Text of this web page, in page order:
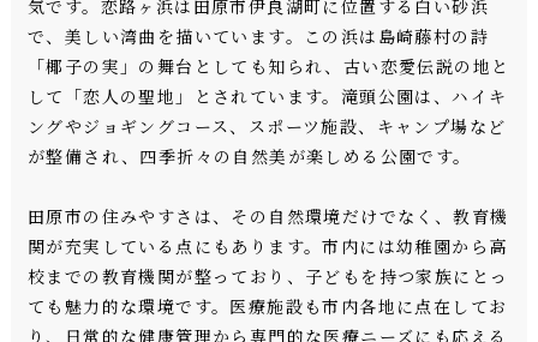
気です。恋路ヶ浜は田原市伊良湖町に位置する白い砂浜
で、美しい湾曲を描いています。この浜は島崎藤村の詩
「椰子の実」の舞台としても知られ、古い恋愛伝説の地と
して「恋人の聖地」とされています。滝頭公園は、ハイキ
ングやジョギングコース、スポーツ施設、キャンプ場など
が整備され、四季折々の自然美が楽しめる公園です。
田原市の住みやすさは、その自然環境だけでなく、教育機
関が充実している点にもあります。市内には幼稚園から高
校までの教育機関が整っており、子どもを持つ家族にとっ
ても魅力的な環境です。医療施設も市内各地に点在してお
り、日常的な健康管理から専門的な医療ニーズにも応える